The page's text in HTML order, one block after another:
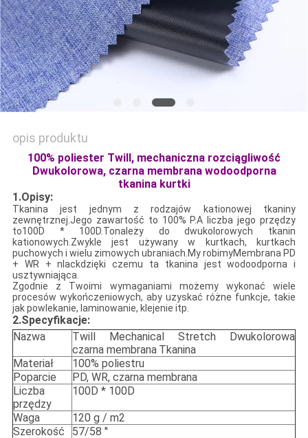
opis produktu
100% poliester Twill, mechaniczna rozciągliwość
Dwukolorowa, czarna membrana wodoodporna
tkanina kurtki
1.Opisy:
Tkanina jest jednym z rodzajów kationowej tkaniny
zewnętrznej.Jego zawartość to 100% P.A liczba jego przędzy
to100D * 100D.Tonależy do dwukolorowych tkanin
kationowych.Zwykle jest używany w kurtkach, kurtkach
puchowych i wielu zimowych ubraniach.My robimyMembrana PD
+ WR + nlackdzięki czemu ta tkanina jest wodoodporna i
usztywniająca.
Zgodnie z Twoimi wymaganiami możemy wykonać wiele
procesów wykończeniowych, aby uzyskać różne funkcje, takie
jak powlekanie, laminowanie, klejenie itp.
2.Specyfikacje:
Nazwa
Twill Mechanical Stretch Dwukolorowa
czarna membrana Tkanina
Materiał
100% poliestru
Poparcie
PD, WR, czarna membrana
Liczba
przędzy
100D * 100D
Waga
120 g / m2
Szerokość
57/58 ''